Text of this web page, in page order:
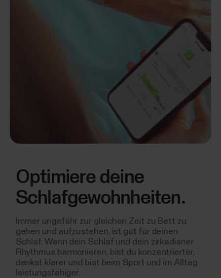
Optimiere deine
Schlafgewohnheiten.
Immer ungefähr zur gleichen Zeit zu Bett zu
gehen und aufzustehen, ist gut für deinen
Schlaf. Wenn dein Schlaf und dein zirkadianer
Rhythmus harmonieren, bist du konzentrierter,
denkst klarer und bist beim Sport und im Alltag
leistungsfähiger.